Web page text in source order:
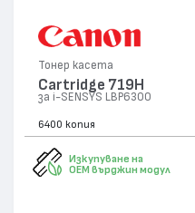
Тонер касета
Cartridge 719H
за i-SENSYS LBP6300
6400 копия
Изкупуване на
OEM върджин модул